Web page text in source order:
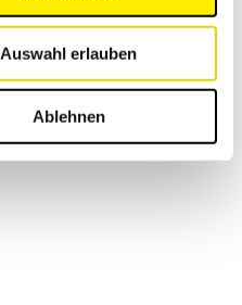
Auswahl erlauben
Ablehnen